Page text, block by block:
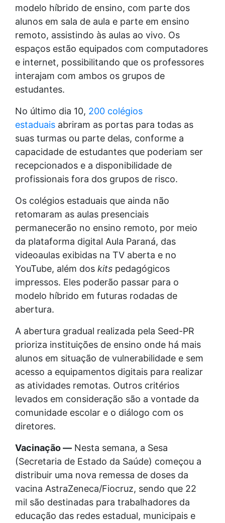
modelo híbrido de ensino, com parte dos
alunos em sala de aula e parte em ensino
remoto, assistindo às aulas ao vivo. Os
espaços estão equipados com computadores
e internet, possibilitando que os professores
interajam com ambos os grupos de
estudantes.
No último dia 10, 200 colégios
estaduais abriram as portas para todas as
suas turmas ou parte delas, conforme a
capacidade de estudantes que poderiam ser
recepcionados e a disponibilidade de
profissionais fora dos grupos de risco.
Os colégios estaduais que ainda não
retomaram as aulas presenciais
permanecerão no ensino remoto, por meio
da plataforma digital Aula Paraná, das
videoaulas exibidas na TV aberta e no
YouTube, além dos kits pedagógicos
impressos. Eles poderão passar para o
modelo híbrido em futuras rodadas de
abertura.
A abertura gradual realizada pela Seed-PR
prioriza instituições de ensino onde há mais
alunos em situação de vulnerabilidade e sem
acesso a equipamentos digitais para realizar
as atividades remotas. Outros critérios
levados em consideração são a vontade da
comunidade escolar e o diálogo com os
diretores.
Vacinação — Nesta semana, a Sesa
(Secretaria de Estado da Saúde) começou a
distribuir uma nova remessa de doses da
vacina AstraZeneca/Fiocruz, sendo que 22
mil são destinadas para trabalhadores da
educação das redes estadual, municipais e